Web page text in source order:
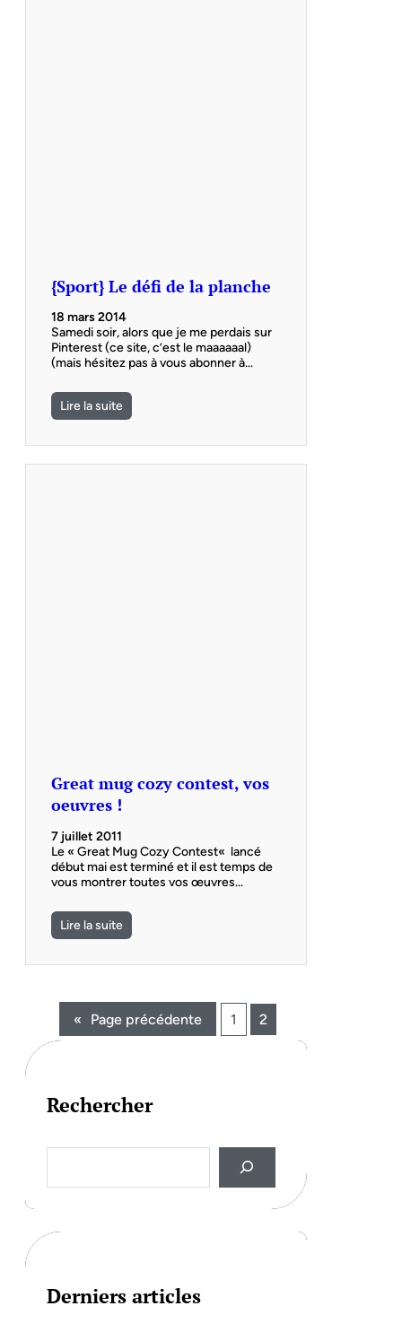
{Sport} Le défi de la planche
18 mars 2014
Samedi soir, alors que je me perdais sur
Pinterest (ce site, c’est le maaaaaal)
(mais hésitez pas à vous abonner à…
Lire la suite
Great mug cozy contest, vos
oeuvres !
7 juillet 2011
Le « Great Mug Cozy Contest« lancé
début mai est terminé et il est temps de
vous montrer toutes vos œuvres…
Lire la suite
« Page précédente 1 2
Rechercher
a
h
Derniers articles